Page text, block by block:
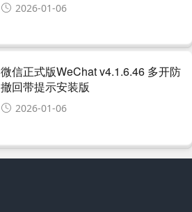
2026-01-06
微信正式版WeChat v4.1.6.46 多开防
撤回带提示安装版
2026-01-06